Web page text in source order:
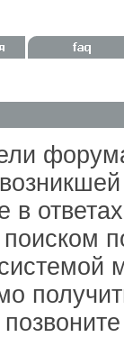
в
поиском